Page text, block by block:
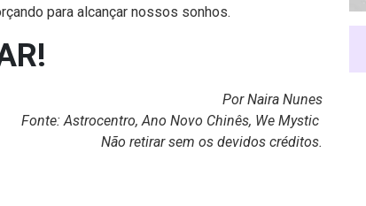
para alcançar nossos sonhos.
Por Naira Nunes
Fonte:Astrocentro, Ano Novo Chinês, We Mystic
Não retirar sem os devidos créditos.